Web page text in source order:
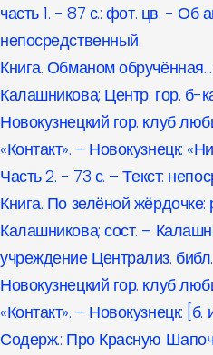
часть 1. - 87 с.: фот. цв. - Об
непосредственный.
Книга. Обманом
Калашникова; Центр. гор. б-
Новокузнецкий гор. клуб
«Контакт». – Новокузнецк:
Часть 2. - 73 с. – Текст:
Книга. По зелёной
Калашникова; сост. –
учреждение Централиз.
Новокузнецкий гор. клуб
«Контакт». – Новокузнецк: [б.
Содерж.: Про Красную